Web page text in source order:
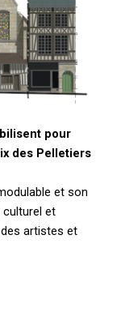
pour
des Pelletiers
et son
culturel et
des artistes et